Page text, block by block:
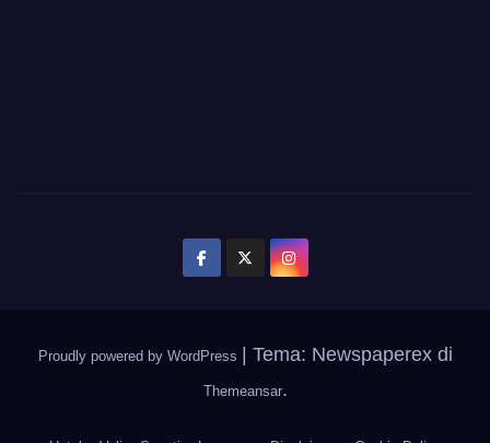
Proudly powered by WordPress Tema: Newspaperex di
Themeansar.